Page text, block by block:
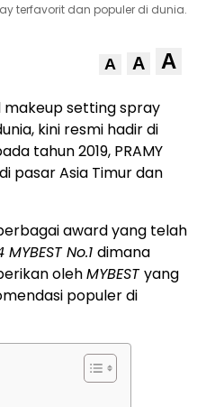
terfavorit dan populer di dunia.
A A A
makeup setting spray
kini resmi hadir di
tahun 2019, PRAMY
pasar Asia Timur dan
award yang telah
No.1 dimana
olehMYBESTyang
populer di